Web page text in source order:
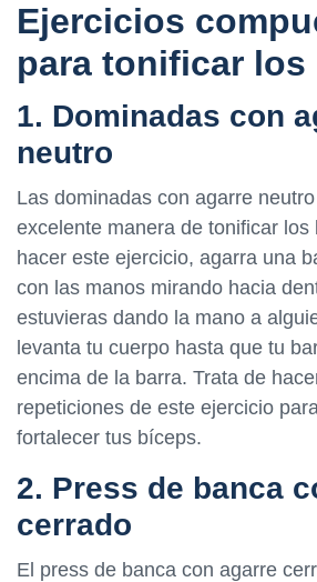
Ejercicios
para tonificar los
1. Dominadas con
neutro
Las dominadas con agarre
excelente manera de tonificar los
hacer este ejercicio, agarra una
con las manos mirando hacia
estuvieras dando la mano a
levanta tu cuerpo hasta que tu
encima de la barra. Trata de
repeticiones de este ejercicio
fortalecer tus bíceps.
2. Press de banca
cerrado
El press de banca con agarre